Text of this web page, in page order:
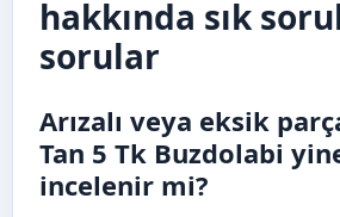
hakkında sık
sorular
Arızalı veya eksik
Tan 5 Tk Buzdolabi
incelenir mi?